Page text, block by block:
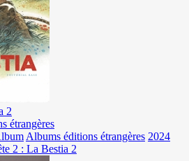
2
étrangères
Albums éditions étrangères 2024
2 : La Bestia 2